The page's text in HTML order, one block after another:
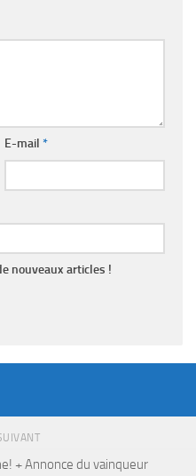
E-mail *
nouveaux articles !
+ Annonce du vainqueur